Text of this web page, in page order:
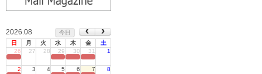
2026.08
今日
日
月 火 水 木 金
土
26
27 28 29 30 31 1
2 3 4 5 6 7 8